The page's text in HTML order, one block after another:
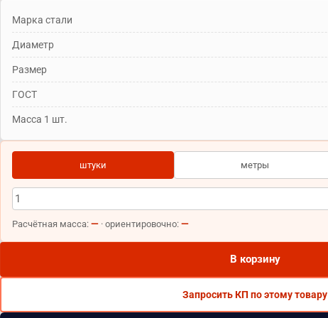
Марка стали
Диаметр
Размер
ГОСТ
Масса 1 шт.
штуки метры
Расчётная масса: — · ориентировочно: —
В корзину
Запросить КП по этому товару